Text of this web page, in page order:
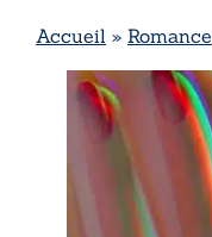
Accueil » Romance